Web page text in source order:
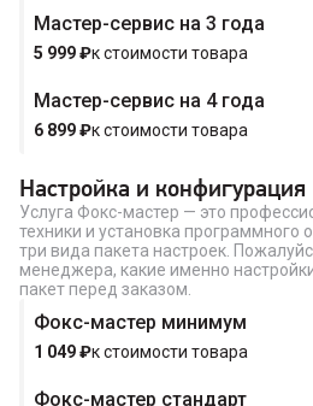
Купить в 1
Мастер-сервис на 3 года
5 999₽к стоимости товара
Мастер-сервис на 4 года
6 899₽к стоимости товара
Настройка и конфигурация
Услуга Фокс-мастер — это
техники и установка программного
три вида пакета настроек.
менеджера, какие именно
пакет перед заказом.
Фокс-мастер минимум
1 049₽к стоимости товара
Фокс-мастер стандарт